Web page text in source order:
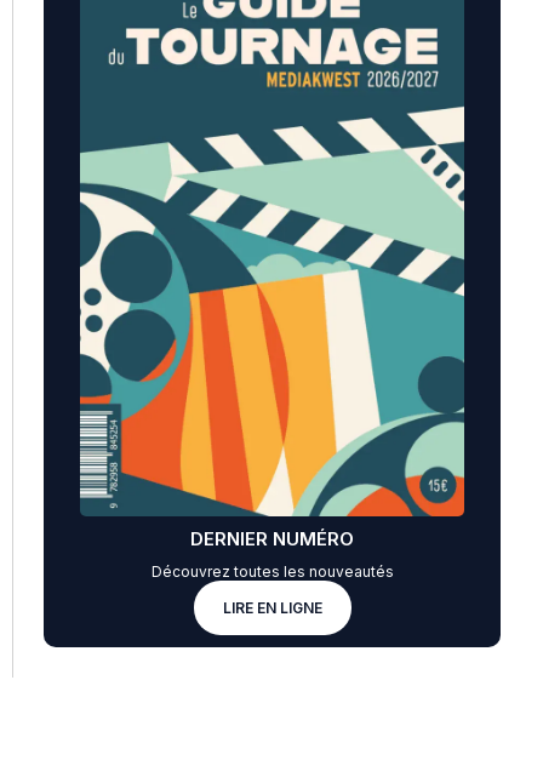
DERNIER NUMÉRO
Découvrez toutes les nouveautés
LIRE EN LIGNE